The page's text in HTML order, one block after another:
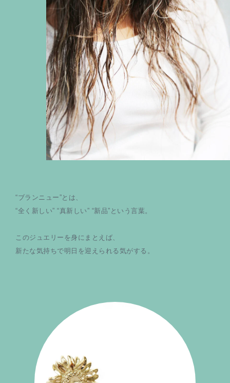
“ブランニュー”とは、
“全く新しい” “真新しい” “新品”という言葉。
このジュエリーを身にまとえば、
新たな気持ちで明日を迎えられる気がする。